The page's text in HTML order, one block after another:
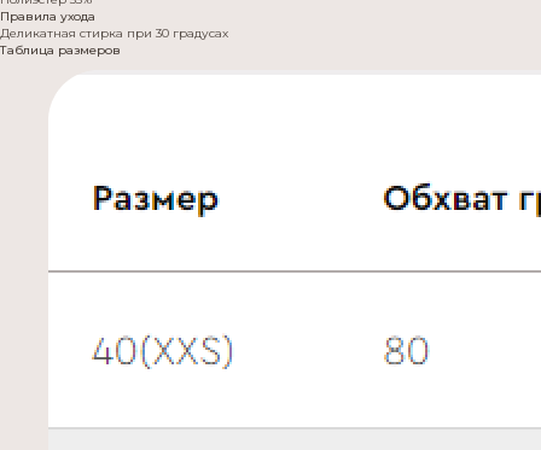
Правила ухода
Деликатная стирка при 30 градусах
Таблица размеров